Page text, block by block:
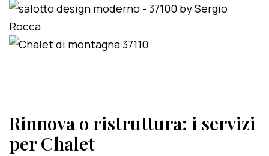
Rinnova o ristruttura: i servizi
per Chalet